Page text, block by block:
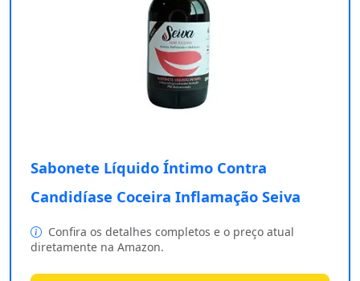
Sabonete Líquido Íntimo Contra
Candidíase Coceira Inflamação Seiva
Confira os detalhes completos e o preço atual
diretamente na Amazon.